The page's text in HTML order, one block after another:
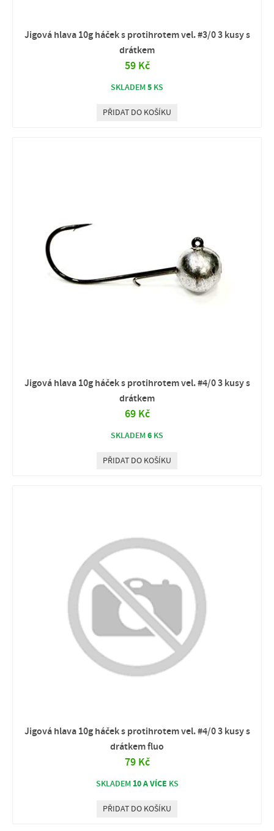
Jigová hlava 10g háček s protihrotem vel. #3/0 3 kusy s
drátkem
59 Kč
SKLADEM5 KS
PŘIDAT DO KOŠÍKU
Jigová hlava 10g háček s protihrotem vel. #4/0 3 kusy s
drátkem
69 Kč
SKLADEM6 KS
PŘIDAT DO KOŠÍKU
Jigová hlava 10g háček s protihrotem vel. #4/0 3 kusy s
drátkem fluo
79 Kč
SKLADEM 10 A VÍCE KS
PŘIDAT DO KOŠÍKU